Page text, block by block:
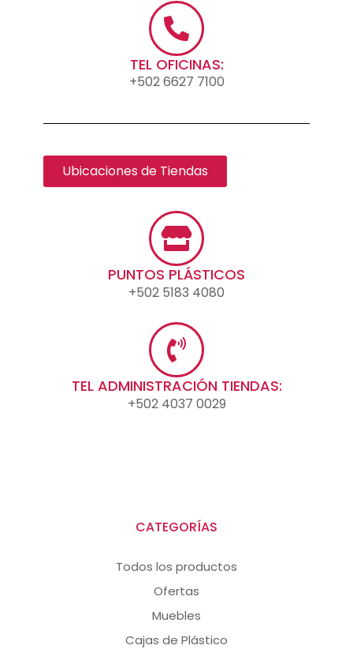
TEL OFICINAS:
+502 6627 7100
Ubicaciones de Tiendas
PUNTOS PLÁSTICOS
+502 5183 4080
TEL ADMINISTRACIÓN TIENDAS:
+502 4037 0029
CATEGORÍAS
Todos los productos
Ofertas
Muebles
Cajas de Plástico